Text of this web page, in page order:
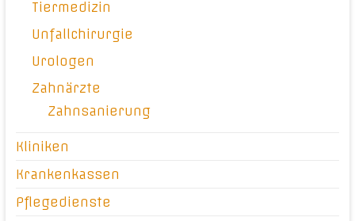
Tiermedizin
Unfallchirurgie
Urologen
Zahnärzte
Zahnsanierung
Kliniken
Krankenkassen
Pflegedienste